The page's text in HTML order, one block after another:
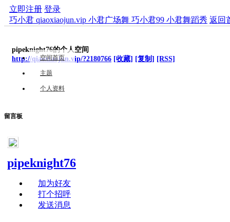
立即注册 登录
巧小君 qiaoxiaojun.vip 小君广场舞 巧小君99 小君舞蹈秀 返回
pipeknight76的个人空间
http://qiaoxiaojun.vip/?2180766 [收藏] [复制] [RSS]
空间首页
主题
个人资料
留言板
pipeknight76
加为好友
打个招呼
发送消息